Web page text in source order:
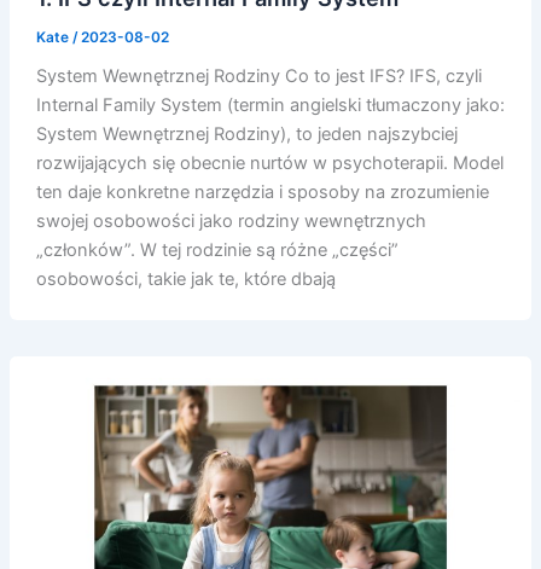
Kate /2023-08-02
System Wewnętrznej Rodziny Co to jest IFS? IFS, czyli
Internal Family System (termin angielski tłumaczony jako:
System Wewnętrznej Rodziny), to jeden najszybciej
rozwijających się obecnie nurtów w psychoterapii. Model
ten daje konkretne narzędzia i sposoby na zrozumienie
swojej osobowości jako rodziny wewnętrznych
„członków”. W tej rodzinie są różne „części”
osobowości, takie jak te, które dbają